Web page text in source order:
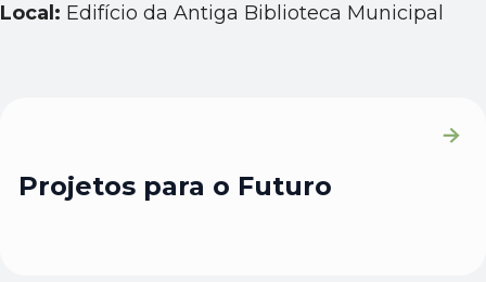
Local: Edifício da Antiga Biblioteca Municipal
Projetos para o Futuro